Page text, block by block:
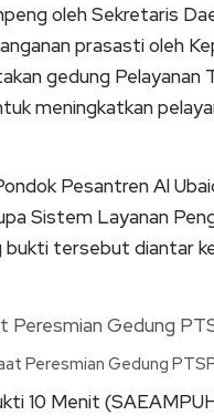
oleh Sekretaris
prasasti oleh
gedung Pelayanan
meningkatkan
Pesantren Al
Sistem Layanan
bukti tersebut diantar
Peresmian Gedung
10 Menit